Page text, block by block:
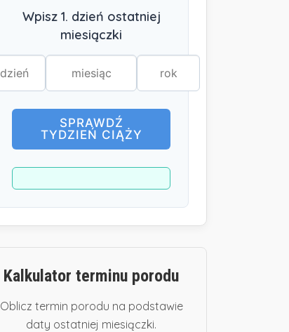
Wpisz 1. dzień ostatniej
miesiączki
SPRAWDŹ
TYDZIEŃ CIĄŻY
Kalkulator terminu porodu
Oblicz termin porodu na podstawie
daty ostatniej miesiączki.